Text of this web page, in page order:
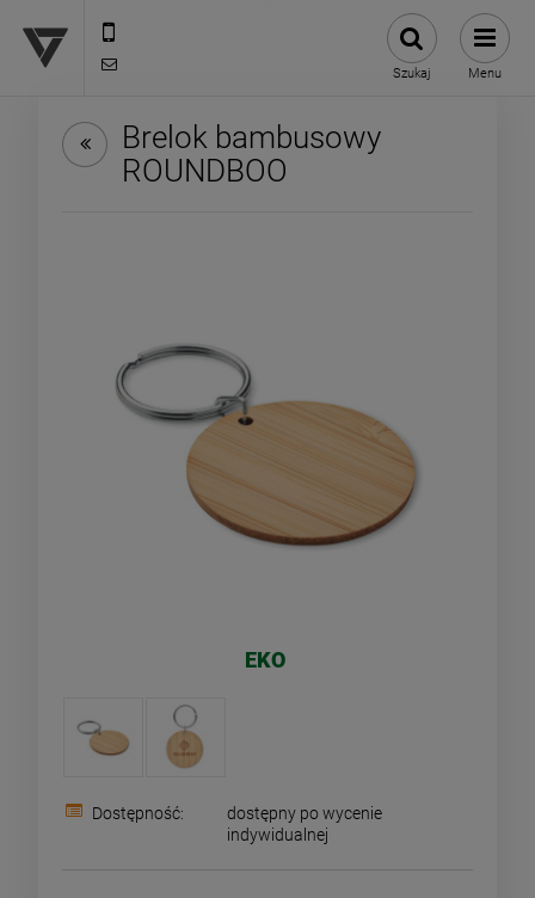
Szukaj Menu
Brelok bambusowy
ROUNDBOO
EKO
Dostępność:
dostępny po wycenie
indywidualnej